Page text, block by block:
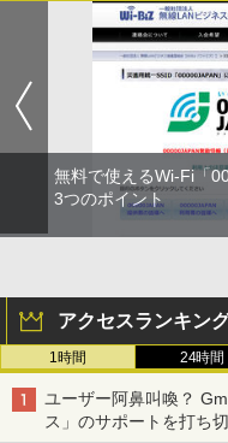
無料で使えるWi-Fi「
3つのポイント
アクセスランキン
1時間 24時間
ユーザー阿鼻叫喚？
ス」のサポートを打ち